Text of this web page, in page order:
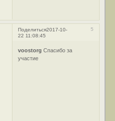
Поделиться 5
2017-10-
22 11:08:45
voostorg Спасибо за
участие